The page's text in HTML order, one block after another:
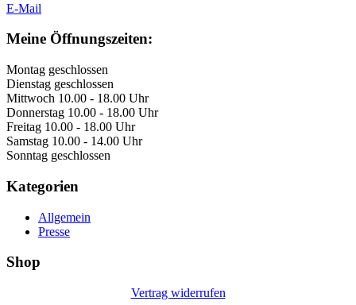
E-Mail
Meine Öffnungszeiten:
Montag geschlossen
Dienstag geschlossen
Mittwoch 10.00 - 18.00 Uhr
Donnerstag 10.00 - 18.00 Uhr
Freitag 10.00 - 18.00 Uhr
Samstag 10.00 - 14.00 Uhr
Sonntag geschlossen
Kategorien
Allgemein
Presse
Shop
Vertrag widerrufen